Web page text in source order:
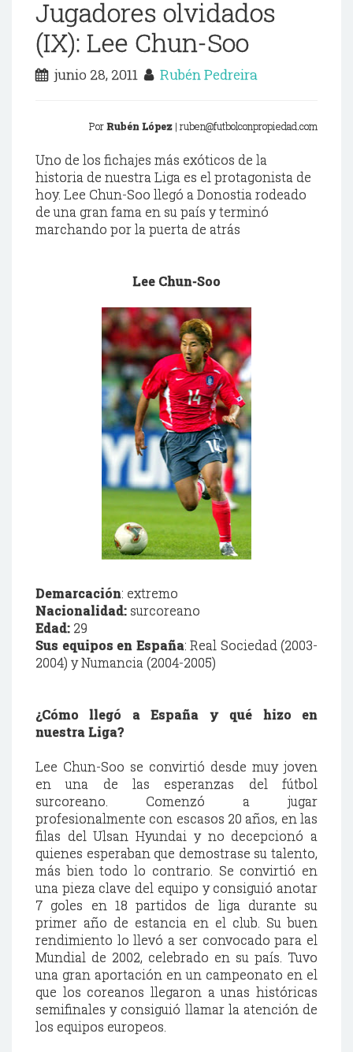
Jugadores olvidados
(IX): Lee Chun-Soo
junio 28, 2011 Rubén Pedreira
PorRubénLópez | ruben@futbolconpropiedad.com
Uno de los fichajes más exóticos de la
historia de nuestra Liga es el protagonista de
hoy. Lee Chun-Soo llegó aDonostiarodeado
de una gran fama en su país y terminó
marchando por la puerta de atrás
LeeChun-Soo
Demarcación: extremo
Nacionalidad: surcoreano
Edad: 29
Sus equipos en España: Real Sociedad (2003-
2004) yNumancia (2004-2005)
¿Cómo llegó a España y qué hizo en
nuestra Liga?
Lee Chun-Soo se convirtió desde muy joven
en una de las esperanzas del fútbol
surcoreano. Comenzó a jugar
profesionalmente con escasos 20 años, en las
filas delUlsan Hyundai y no decepcionó a
quienes esperaban que demostrase su talento,
más bien todo lo contrario. Se convirtió en
una pieza clave del equipo y consiguió anotar
7 goles en 18 partidos de liga durante su
primer año de estancia en el club. Su buen
rendimiento lo llevó a ser convocado para el
Mundial de 2002, celebrado en su país. Tuvo
una gran aportación en un campeonato en el
que los coreanos llegaron a unas históricas
semifinales y consiguió llamar la atención de
los equipos europeos.